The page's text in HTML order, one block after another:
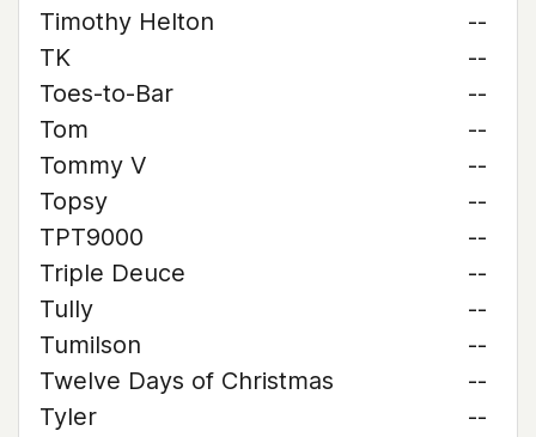
Timothy Helton
--
TK
--
Toes-to-Bar
--
Tom
--
Tommy V
--
Topsy
--
TPT9000
--
Triple Deuce
--
Tully
--
Tumilson
--
Twelve Days of Christmas
--
Tyler
--